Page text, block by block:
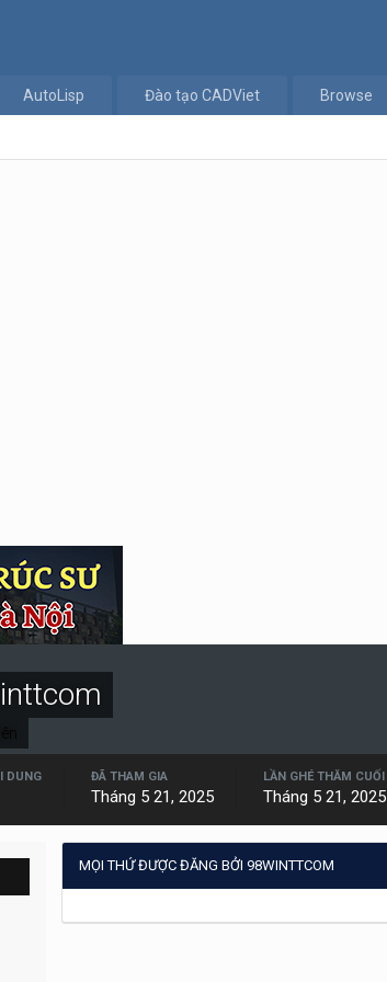
AutoLisp Đào tạo CADViet Browse
DUNG ĐÃ THAM GIA
Tháng 5 21, 2025
LẦN GHÉ THĂM CUỐI
Tháng 5 21, 2025
MỌI THỨ ĐƯỢC ĐĂNG BỞI 98WINTTCOM